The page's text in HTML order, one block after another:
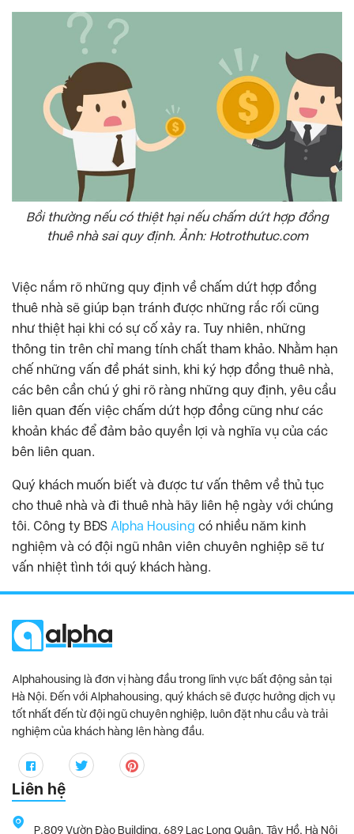
Bồi thường nếu có thiệt hại nếu chấm dứt hợp đồng
thuê nhà sai quy định. Ảnh: Hotrothutuc.com
Việc nắm rõ những quy định về chấm dứt hợp đồng
thuê nhà sẽ giúp bạn tránh được những rắc rối cũng
như thiệt hại khi có sự cố xảy ra. Tuy nhiên, những
thông tin trên chỉ mang tính chất tham khảo. Nhằm hạn
chế những vấn đề phát sinh, khi ký hợp đồng thuê nhà,
các bên cần chú ý ghi rõ ràng những quy định, yêu cầu
liên quan đến việc chấm dứt hợp đồng cũng như các
khoản khác để đảm bảo quyền lợi và nghĩa vụ của các
bên liên quan.
Quý khách muốn biết và được tư vấn thêm về thủ tục
cho thuê nhà và đi thuê nhà hãy liên hệ ngày với chúng
tôi. Công ty BĐS Alpha Housing có nhiều năm kinh
nghiệm và có đội ngũ nhân viên chuyên nghiệp sẽ tư
vấn nhiệt tình tới quý khách hàng.
Alphahousing là đơn vị hàng đầu trong lĩnh vực bất động sản tại
Hà Nội. Đến với Alphahousing, quý khách sẽ được hưởng dịch vụ
tốt nhất đến từ đội ngũ chuyên nghiệp, luôn đặt nhu cầu và trải
nghiệm của khách hàng lên hàng đầu.
Liên hệ
P.809 Vườn Đào Building, 689 Lạc Long Quân, Tây Hồ, Hà Nội